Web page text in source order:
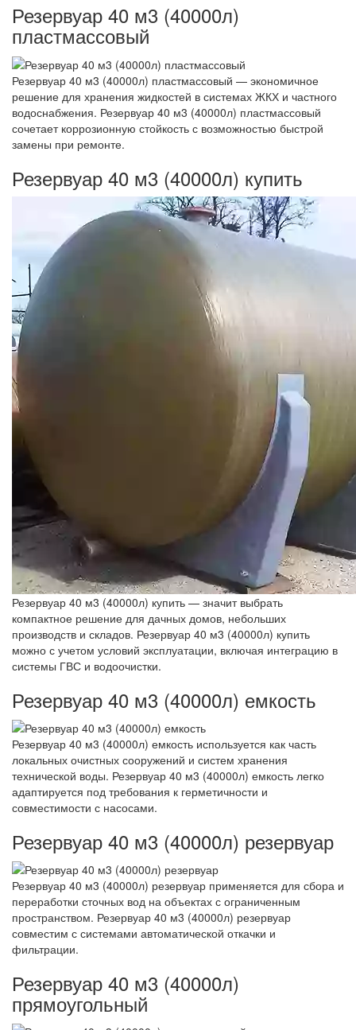
Резервуар 40 м3 (40000л)
пластмассовый
Резервуар 40 м3 (40000л) пластмассовый — экономичное
решение для хранения жидкостей в системах ЖКХ и частного
водоснабжения. Резервуар 40 м3 (40000л) пластмассовый
сочетает коррозионную стойкость с возможностью быстрой
замены при ремонте.
Резервуар 40 м3 (40000л) купить
Резервуар 40 м3 (40000л) купить — значит выбрать
компактное решение для дачных домов, небольших
производств и складов. Резервуар 40 м3 (40000л) купить
можно с учетом условий эксплуатации, включая интеграцию в
системы ГВС и водоочистки.
Резервуар 40 м3 (40000л) емкость
Резервуар 40 м3 (40000л) емкость используется как часть
локальных очистных сооружений и систем хранения
технической воды. Резервуар 40 м3 (40000л) емкость легко
адаптируется под требования к герметичности и
совместимости с насосами.
Резервуар 40 м3 (40000л) резервуар
Резервуар 40 м3 (40000л) резервуар применяется для сбора и
переработки сточных вод на объектах с ограниченным
пространством. Резервуар 40 м3 (40000л) резервуар
совместим с системами автоматической откачки и
фильтрации.
Резервуар 40 м3 (40000л)
прямоугольный